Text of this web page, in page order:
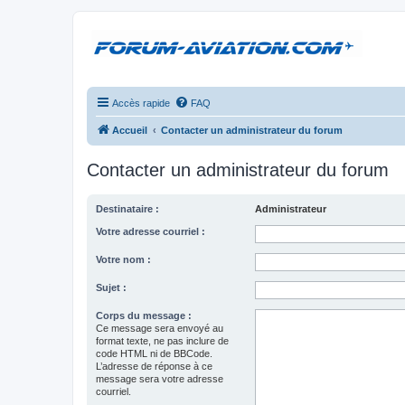
Accès rapide FAQ
Accueil Contacter un administrateur du forum
Contacter un administrateur du forum
Destinataire : Administrateur
Votre adresse courriel :
Votre nom :
Sujet :
Corps du message :
Ce message sera envoyé au
format texte, ne pas inclure de
code HTML ni de BBCode.
L’adresse de réponse à ce
message sera votre adresse
courriel.